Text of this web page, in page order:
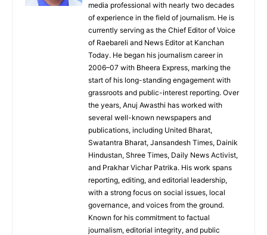
media professional with nearly two decades
of experience in the field of journalism. He is
currently serving as the Chief Editor of Voice
of Raebareli and News Editor at Kanchan
Today. He began his journalism career in
2006–07 with Bheera Express, marking the
start of his long-standing engagement with
grassroots and public-interest reporting. Over
the years, Anuj Awasthi has worked with
several well-known newspapers and
publications, including United Bharat,
Swatantra Bharat, Jansandesh Times, Dainik
Hindustan, Shree Times, Daily News Activist,
and Prakhar Vichar Patrika. His work spans
reporting, editing, and editorial leadership,
with a strong focus on social issues, local
governance, and voices from the ground.
Known for his commitment to factual
journalism, editorial integrity, and public